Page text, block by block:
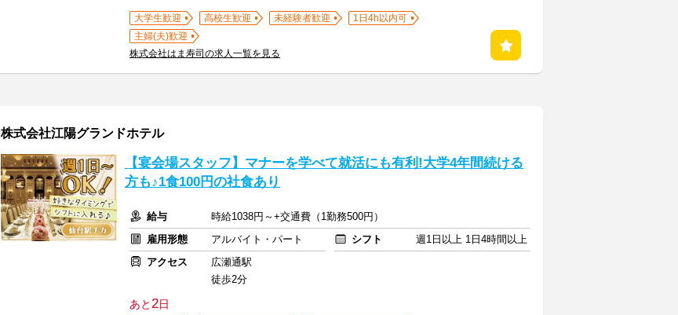
大学生歓迎 高校生歓迎 未経験者歓迎
1日4h以内可
主婦(夫)歓迎
株式会社はま寿司の求人一覧を見る
株式会社江陽グランドホテル
【宴会場スタッフ】マナーを学べて就活にも有利!大学4年間続ける
方も♪1食100円の社食あり
給与
時給1038円～+交通費（1勤務500円）
雇用形態
アルバイト・パート シフト
週1日以上 1日4時間以上
アクセス
広瀬通駅
徒歩2分
あと2日